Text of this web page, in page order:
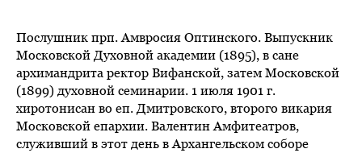
Послушник прп. Амвросия Оптинского. Выпускник
Московской Духовной академии (1895), в сане
архимандрита ректор Вифанской, затем Московской
(1899) духовной семинарии. 1 июля 1901 г.
хиротонисан во еп. Дмитровского, второго викария
Московской епархии. Валентин Амфитеатров,
служивший в этот день в Архангельском соборе